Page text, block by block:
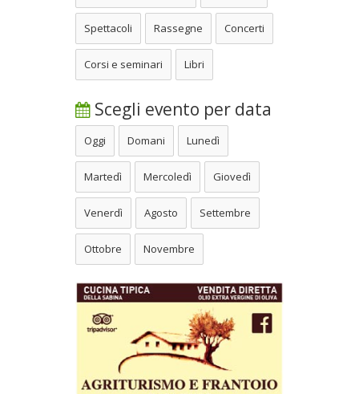
Spettacoli Rassegne Concerti
Corsi e seminari Libri
Scegli evento per data
Oggi Domani Lunedì
Martedì Mercoledì Giovedì
Venerdì Agosto Settembre
Ottobre Novembre